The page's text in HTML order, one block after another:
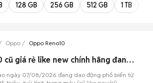
128 GB 256 GB 512 GB 1 TB
Oppo Oppo Reno10
86 Oppo Reno10 cũ giá rẻ like new chính hãng đang bán 08/2026
ngày 07/08/2026 đang dao động phổ biến từ